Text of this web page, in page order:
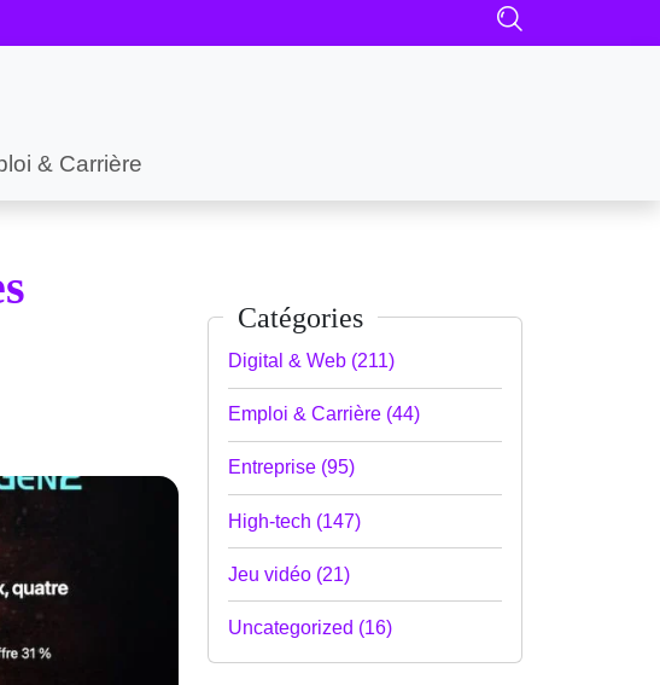
& Carrière
Catégories
Digital & Web (211)
Emploi & Carrière (44)
Entreprise (95)
High-tech (147)
Jeu vidéo (21)
Uncategorized (16)